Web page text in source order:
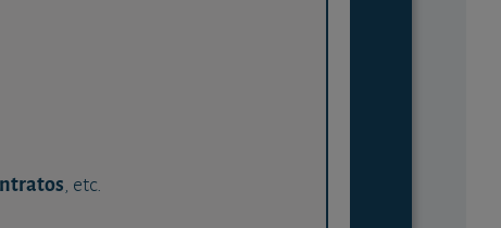
, etc.